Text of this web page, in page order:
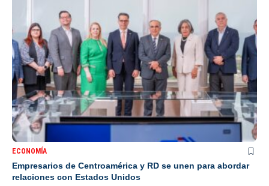
ECONOMÍA
Empresarios de Centroamérica y RD se unen para abordar
relaciones con Estados Unidos